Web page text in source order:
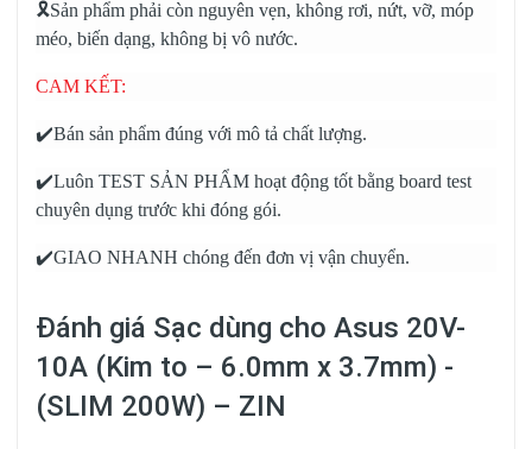
🎗️Sản phẩm phải còn nguyên vẹn, không rơi, nứt, vỡ, móp
méo, biến dạng, không bị vô nước.
CAM KẾT:
✔️Bán sản phẩm đúng với mô tả chất lượng.
✔️Luôn TEST SẢN PHẨM hoạt động tốt bằng board test
chuyên dụng trước khi đóng gói.
✔️GIAO NHANH chóng đến đơn vị vận chuyển.
Đánh giá Sạc dùng cho Asus 20V-
10A (Kim to – 6.0mm x 3.7mm) -
(SLIM 200W) – ZIN